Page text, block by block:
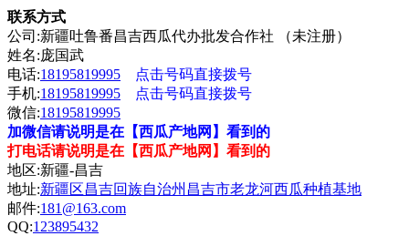
联系方式
公司:新疆吐鲁番昌吉西瓜代办批发合作社 （未注册）
姓名:庞国武
电话:18195819995
点击号码直接拨号
手机:18195819995
点击号码直接拨号
微信:18195819995
加微信请说明是在【西瓜产地网】看到的
打电话请说明是在【西瓜产地网】看到的
地区:新疆-昌吉
地址:新疆区昌吉回族自治州昌吉市老龙河西瓜种植基地
邮件:181@163.com
QQ:123895432